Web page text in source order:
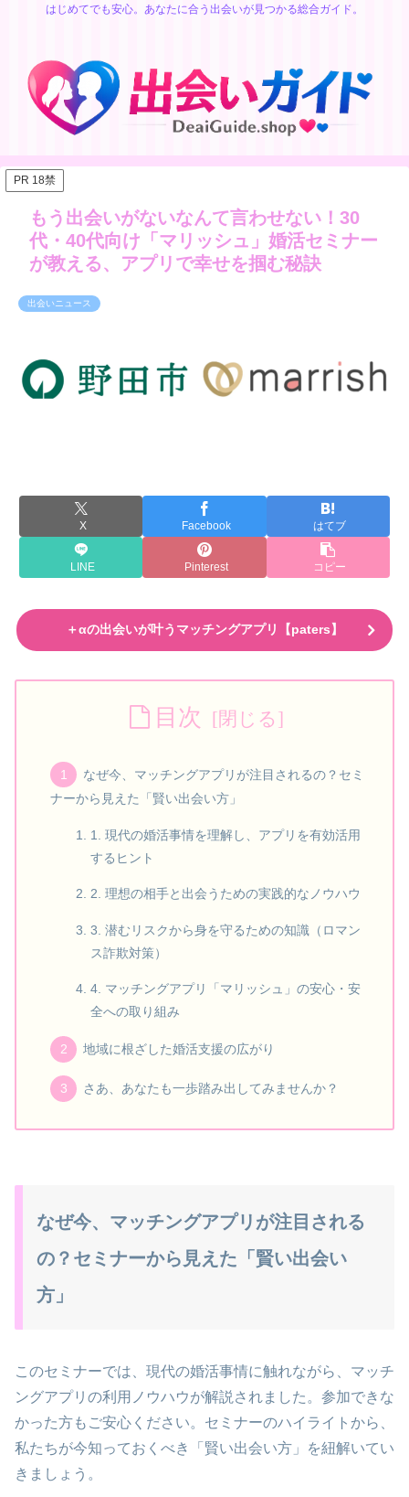
はじめてでも安心。あなたに合う出会いが見つかる総合ガイド。
PR 18禁
もう出会いがないなんて言わせない！30
代・40代向け「マリッシュ」婚活セミナー
が教える、アプリで幸せを掴む秘訣
出会いニュース
X Facebook はてブ
LINE Pinterest コピー
＋αの出会いが叶うマッチングアプリ【paters】
目次
なぜ今、マッチングアプリが注目されるの？セミ
ナーから見えた「賢い出会い方」
1. 現代の婚活事情を理解し、アプリを有効活用
するヒント
2. 理想の相手と出会うための実践的なノウハウ
3. 潜むリスクから身を守るための知識（ロマン
ス詐欺対策）
4. マッチングアプリ「マリッシュ」の安心・安
全への取り組み
地域に根ざした婚活支援の広がり
さあ、あなたも一歩踏み出してみませんか？
なぜ今、マッチングアプリが注目される
の？セミナーから見えた「賢い出会い
方」
このセミナーでは、現代の婚活事情に触れながら、マッチ
ングアプリの利用ノウハウが解説されました。参加できな
かった方もご安心ください。セミナーのハイライトから、
私たちが今知っておくべき「賢い出会い方」を紐解いてい
きましょう。